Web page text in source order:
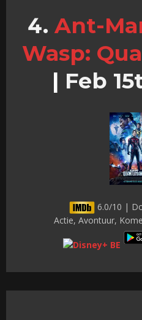
Ant-
Wasp:
| Feb
6.0/10 |
Actie, Avontuur,